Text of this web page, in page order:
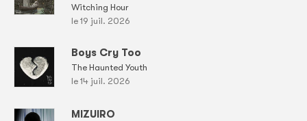
Witching Hour
le 19 juil. 2026
Boys Cry Too
The Haunted Youth
le 14 juil. 2026
MIZUIRO